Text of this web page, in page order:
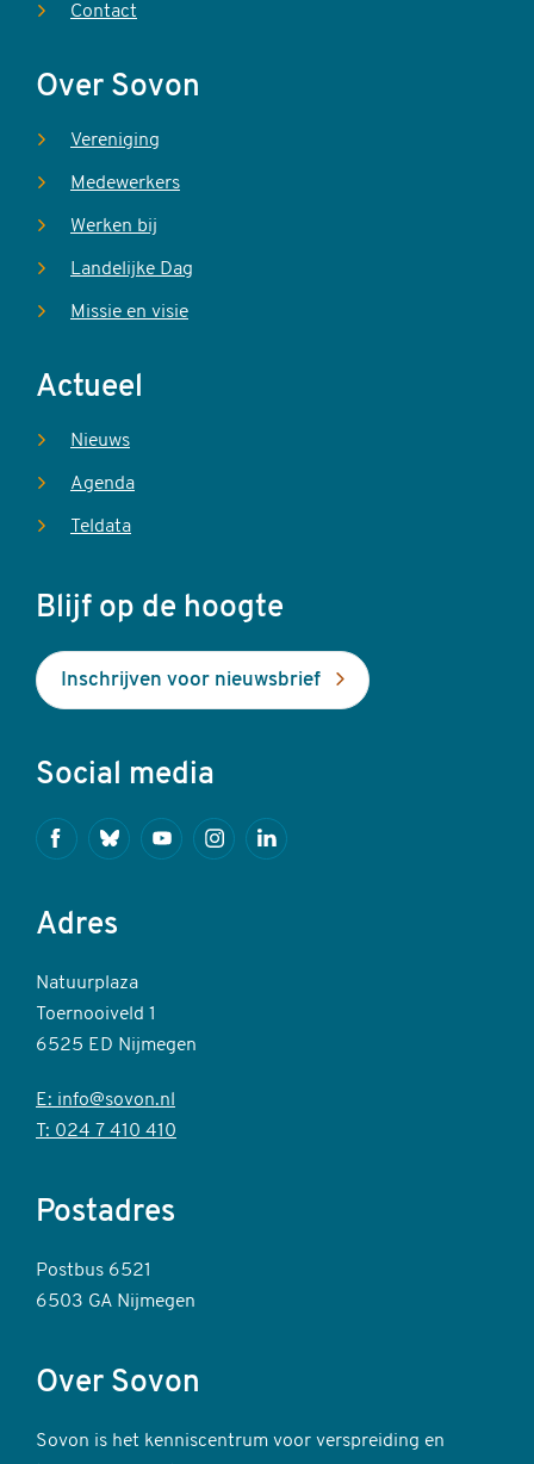
Contact
Over Sovon
Vereniging
Medewerkers
Werken bij
Landelijke Dag
Missie en visie
Actueel
Nieuws
Agenda
Teldata
Blijf op de hoogte
Inschrijven voor nieuwsbrief
Social media
FacebookBlueskyYoutubeInstagramLinkedin
Adres
Natuurplaza
Toernooiveld 1
6525 ED Nijmegen
E: info@sovon.nl
T: 024 7 410 410
Postadres
Postbus 6521
6503 GA Nijmegen
Over Sovon
Sovon is het kenniscentrum voor verspreiding en